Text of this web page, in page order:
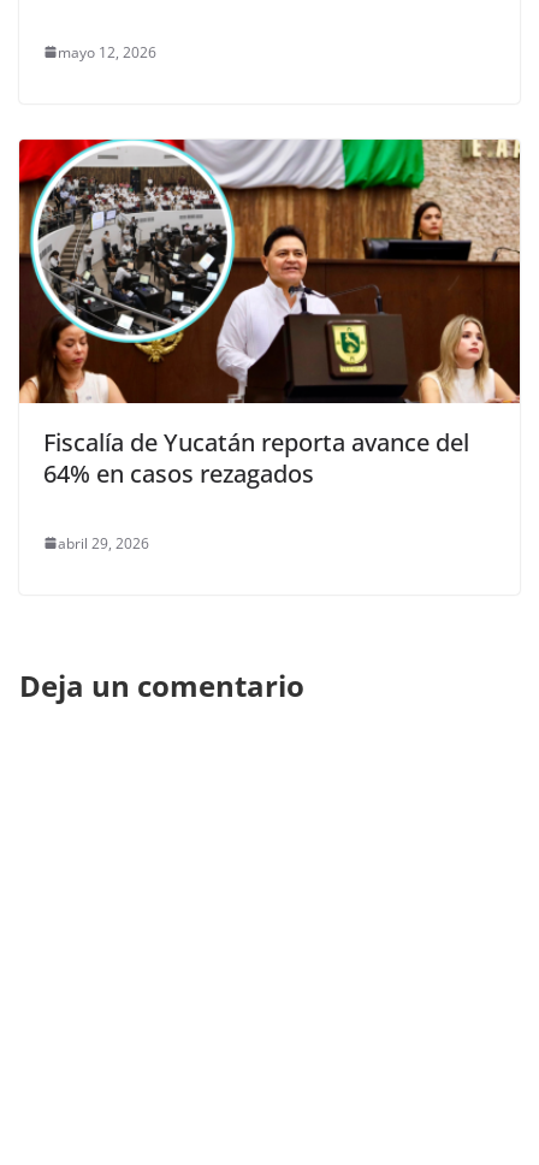
mayo 12, 2026
Fiscalía de Yucatán reporta avance del
64% en casos rezagados
abril 29, 2026
Deja un comentario